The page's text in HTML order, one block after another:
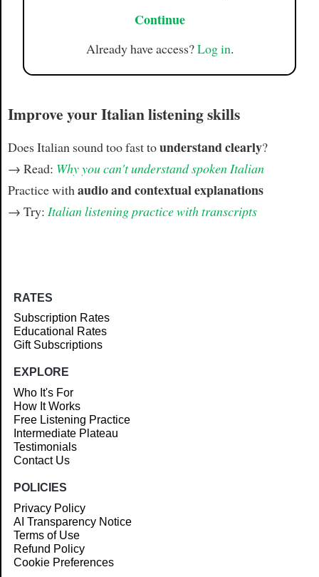
Continue
Already have access?Log in.
Improve your Italian listening skills
Does Italian sound too fast tounderstand clearly?
→ Read: Why you can't understand spoken Italian
Practice withaudio and contextual explanations
→ Try: Italian listening practice with transcripts
RATES
Subscription Rates
Educational Rates
Gift Subscriptions
EXPLORE
Who It's For
How It Works
Free Listening Practice
Intermediate Plateau
Testimonials
Contact Us
POLICIES
Privacy Policy
AI Transparency Notice
Terms of Use
Refund Policy
Cookie Preferences